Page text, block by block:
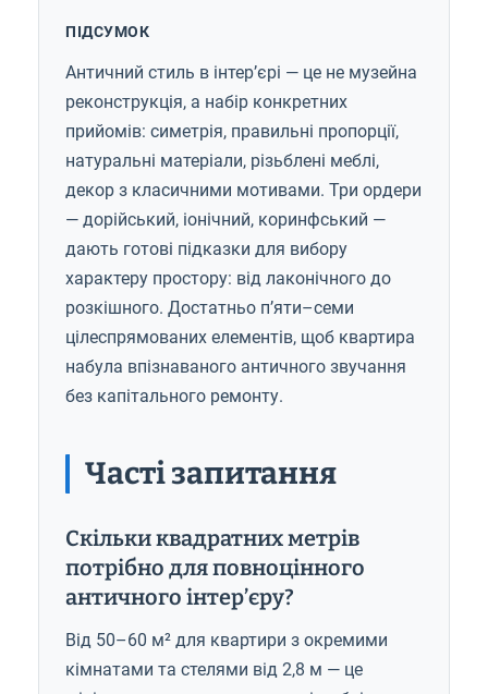
ПІДСУМОК
Античний стиль в інтер’єрі — це не музейна
реконструкція, а набір конкретних
прийомів: симетрія, правильні пропорції,
натуральні матеріали, різьблені меблі,
декор з класичними мотивами. Три ордери
— дорійський, іонічний, коринфський —
дають готові підказки для вибору
характеру простору: від лаконічного до
розкішного. Достатньо п’яти–семи
цілеспрямованих елементів, щоб квартира
набула впізнаваного античного звучання
без капітального ремонту.
Часті запитання
Скільки квадратних метрів
потрібно для повноцінного
античного інтер’єру?
Від 50–60 м² для квартири з окремими
кімнатами та стелями від 2,8 м — це